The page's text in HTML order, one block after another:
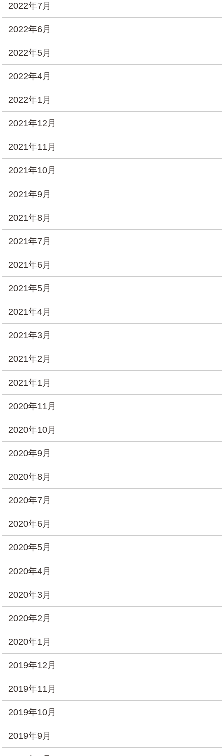
2022年7月
2022年6月
2022年5月
2022年4月
2022年1月
2021年12月
2021年11月
2021年10月
2021年9月
2021年8月
2021年7月
2021年6月
2021年5月
2021年4月
2021年3月
2021年2月
2021年1月
2020年11月
2020年10月
2020年9月
2020年8月
2020年7月
2020年6月
2020年5月
2020年4月
2020年3月
2020年2月
2020年1月
2019年12月
2019年11月
2019年10月
2019年9月